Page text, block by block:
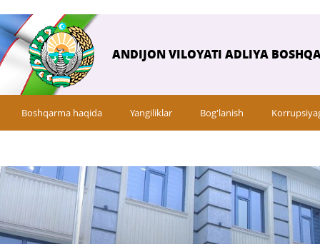
ANDIJON VILOYATI ADLIYA
Boshqarma haqida Yangiliklar Bog'lanish